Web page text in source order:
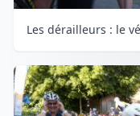
Les dérailleurs : le